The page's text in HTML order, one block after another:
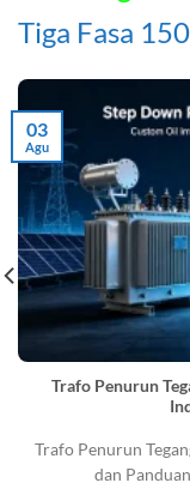
Tiga Fasa
Trafo Penurun
Trafo Penurun
dan
03
Agu